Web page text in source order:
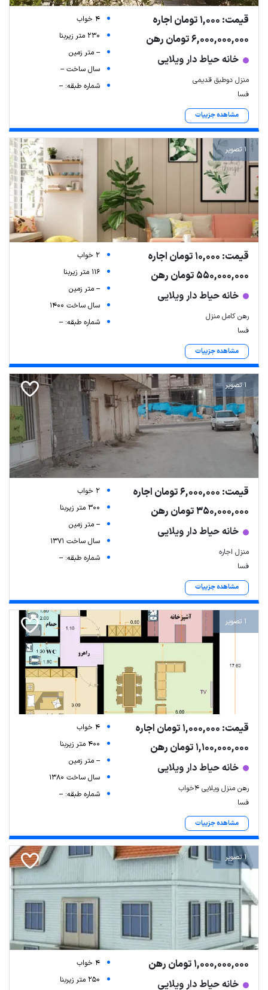
قیمت: 1,000 تومان اجاره
6,000,000,000 تومان رهن
خانه حیاط دار ویلایی
منزل دوطبق قدیمی
فسا
مشاهده جزییات
4 خواب
230 متر زیربنا
-- متر زمین
سال ساخت --
شماره طبقه: --
1 تصویر
قیمت: 10,000 تومان اجاره
550,000,000 تومان رهن
خانه حیاط دار ویلایی
رهن کامل منزل
فسا
مشاهده جزییات
2 خواب
116 متر زیربنا
-- متر زمین
سال ساخت 1400
شماره طبقه: --
1 تصویر
قیمت: 6,000,000 تومان اجاره
350,000,000 تومان رهن
خانه حیاط دار ویلایی
منزل اجاره
فسا
مشاهده جزییات
2 خواب
300 متر زیربنا
-- متر زمین
سال ساخت 1371
شماره طبقه: --
1 تصویر
قیمت: 1,000,000 تومان اجاره
1,100,000,000 تومان رهن
خانه حیاط دار ویلایی
رهن منزل ویلایی 4خواب
فسا
مشاهده جزییات
4 خواب
400 متر زیربنا
-- متر زمین
سال ساخت 1380
شماره طبقه: --
1 تصویر
1,000,000,000 تومان رهن
خانه حیاط دار ویلایی
4 خواب
250 متر زیربنا